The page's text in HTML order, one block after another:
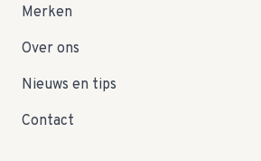
Merken
Over ons
Nieuws en tips
Contact